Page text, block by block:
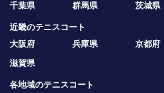
千葉県
群馬県 茨城県
近畿のテニスコート
大阪府
兵庫県 京都府
滋賀県
各地域のテニスコート